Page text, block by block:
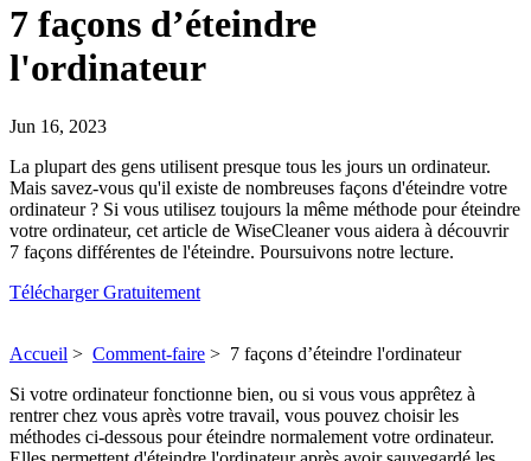
7 façons d’éteindre
l'ordinateur
Jun 16, 2023
La plupart des gens utilisent presque tous les jours un ordinateur.
Mais savez-vous qu'il existe de nombreuses façons d'éteindre votre
ordinateur ? Si vous utilisez toujours la même méthode pour éteindre
votre ordinateur, cet article de WiseCleaner vous aidera à découvrir
7 façons différentes de l'éteindre. Poursuivons notre lecture.
Télécharger Gratuitement
Accueil > Comment-faire > 7 façons d’éteindre l'ordinateur
Si votre ordinateur fonctionne bien, ou si vous vous apprêtez à
rentrer chez vous après votre travail, vous pouvez choisir les
méthodes ci-dessous pour éteindre normalement votre ordinateur.